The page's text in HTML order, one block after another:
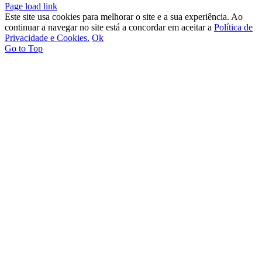
Page load link
Este site usa cookies para melhorar o site e a sua experiência. Ao
continuar a navegar no site está a concordar em aceitar a Política de
Privacidade e Cookies. Ok
Go to Top